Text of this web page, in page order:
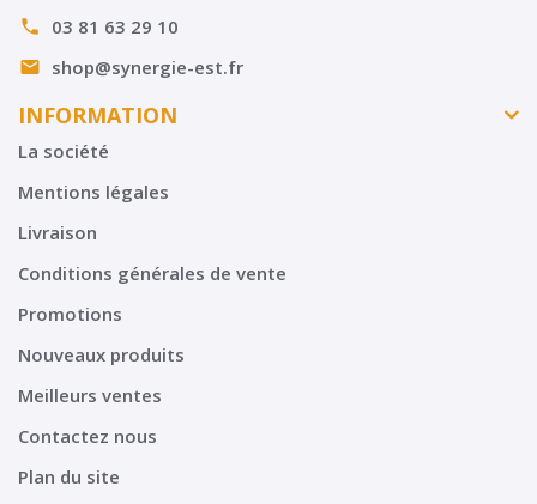
 03 81 63 29 10
 shop@synergie-est.fr
INFORMATION
La société
Mentions légales
Livraison
Conditions générales de vente
Promotions
Nouveaux produits
Meilleurs ventes
Contactez nous
Plan du site